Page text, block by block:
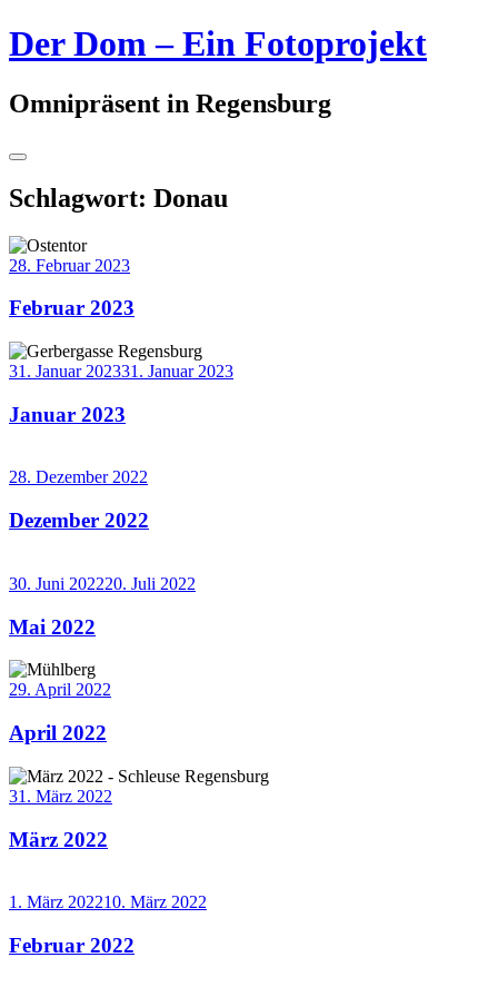
Springe
zum
Der Dom – Ein Fotoprojekt
Omnipräsent in Regensburg
Seitenleiste
Schlagwort: Donau
28. Februar 2023
Februar 2023
Weiterlesen
→
31. Januar 202331. Januar 2023
Januar 2023
→
28. Dezember 2022
Dezember 2022
→
30. Juni 202220. Juli 2022
Mai 2022
Weiterlesen
→
29. April 2022
April 2022
Weiterlesen
→
31. März 2022
März 2022
→
1. März 202210. März 2022
Februar 2022